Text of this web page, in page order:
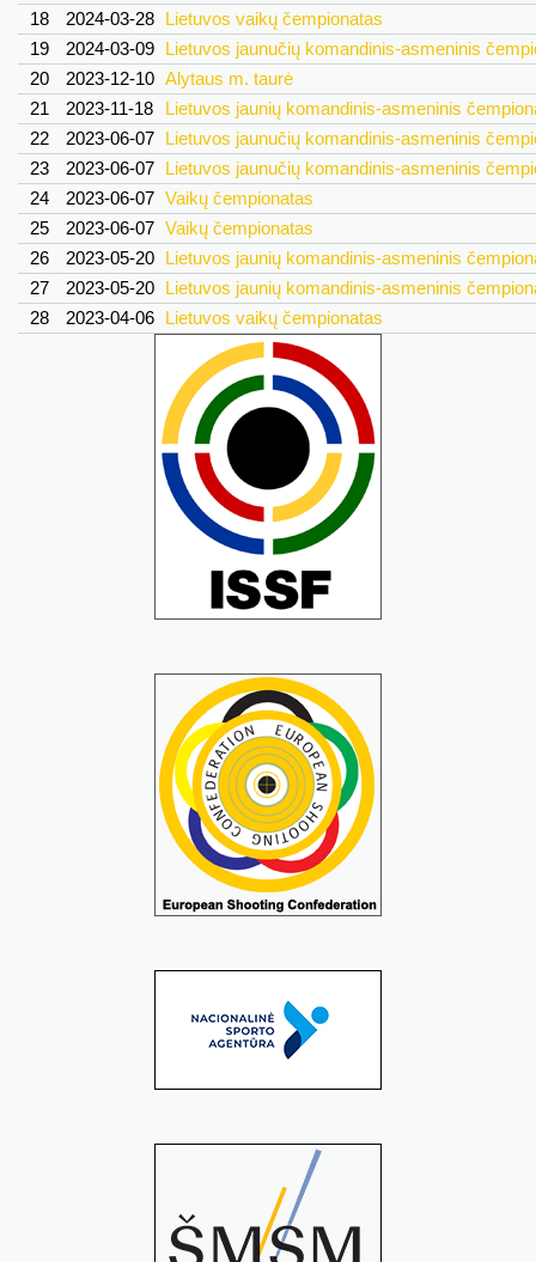
18
2024-03-28 Lietuvos vaikų čempionatas
19
2024-03-09 Lietuvos jaunučių komandinis-asmeninis
20
2023-12-10 Alytaus m. taurė
21
2023-11-18
Lietuvos jaunių komandinis-asmeninis
22
2023-06-07 Lietuvos jaunučių komandinis-asmeninis
23
2023-06-07 Lietuvos jaunučių komandinis-asmeninis
24
2023-06-07 Vaikų čempionatas
25
2023-06-07 Vaikų čempionatas
26
2023-05-20 Lietuvos jaunių komandinis-asmeninis
27
2023-05-20 Lietuvos jaunių komandinis-asmeninis
28
2023-04-06 Lietuvos vaikų čempionatas